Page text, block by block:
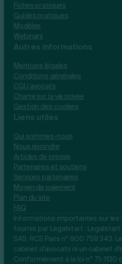
Fiches pratiques
Guides pratiques
Modèles
Webinars
Autres informations
Mentions légales
Conditions générales
CGU avocats
Charte sur la vie privée
Gestion des cookies
Liens utiles
Qui sommes-nous
Nous rejoindre
Articles de presse
Partenaires et soutiens
Services partenaires
Moyen de paiement
Plan du site
FAQ
Informations importantes sur les
fournis par Legalstart :
SAS, RCS Paris n° 900 758 343.
cabinet d'avocats ni un cabinet
Conformément à la loi n° 71-1130